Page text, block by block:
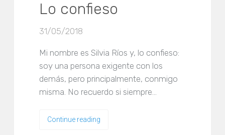
Lo confieso
31/05/2018
Mi nombre es Silvia Ríos y, lo confieso:
soy una persona exigente con los
demás, pero principalmente, conmigo
misma. No recuerdo si siempre…
Continue reading